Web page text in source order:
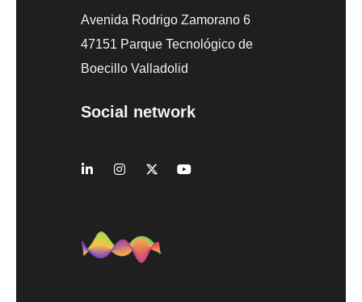
Avenida Rodrigo Zamorano 6
47151 Parque Tecnológico de
Boecillo Valladolid
Social network